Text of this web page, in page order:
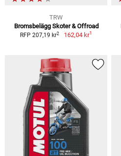
TRW
Bromsbelägg Skoter & Offroad
RFP 207,19 kr2 162,04 kr1